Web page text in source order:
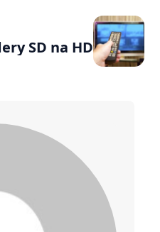
SD na HD